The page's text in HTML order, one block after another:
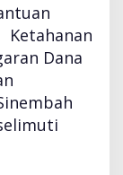
Ketahanan
Dana